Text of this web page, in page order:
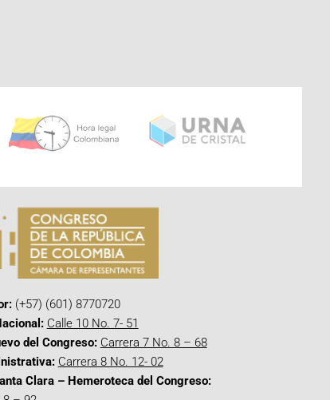
(+57) (601) 8770720
Calle 10 No. 7- 51
del Congreso: Carrera 7 No. 8 – 68
Carrera 8 No. 12- 02
Clara – Hemeroteca del Congreso: